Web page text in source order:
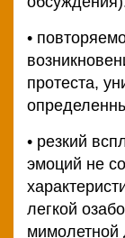
•
протеста,
• резкий
эмоций не
легкой
мимолетной